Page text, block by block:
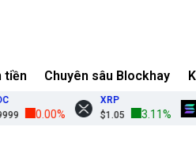
tiền Chuyên sâu Blockhay
0.00%
XRP
$1.05
3.11%